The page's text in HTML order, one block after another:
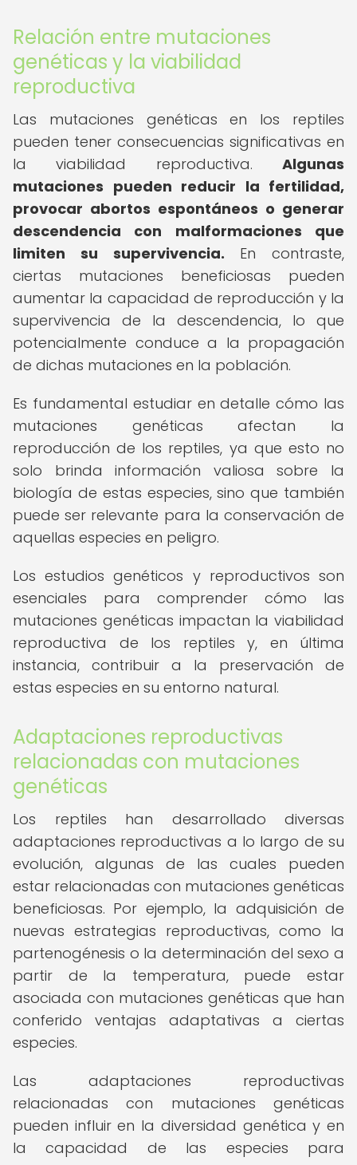
Relación entre mutaciones
genéticas y la viabilidad
reproductiva
Las mutaciones genéticas en los reptiles
pueden tener consecuencias significativas en
la viabilidad reproductiva. Algunas
mutaciones pueden reducir la fertilidad,
provocar abortos espontáneos o generar
descendencia con malformaciones que
limiten su supervivencia. En contraste,
ciertas mutaciones beneficiosas pueden
aumentar la capacidad de reproducción y la
supervivencia de la descendencia, lo que
potencialmente conduce a la propagación
de dichas mutaciones en la población.
Es fundamental estudiar en detalle cómo las
mutaciones genéticas afectan la
reproducción de los reptiles, ya que esto no
solo brinda información valiosa sobre la
biología de estas especies, sino que también
puede ser relevante para la conservación de
aquellas especies en peligro.
Los estudios genéticos y reproductivos son
esenciales para comprender cómo las
mutaciones genéticas impactan la viabilidad
reproductiva de los reptiles y, en última
instancia, contribuir a la preservación de
estas especies en su entorno natural.
Adaptaciones reproductivas
relacionadas con mutaciones
genéticas
Los reptiles han desarrollado diversas
adaptaciones reproductivas a lo largo de su
evolución, algunas de las cuales pueden
estar relacionadas con mutaciones genéticas
beneficiosas. Por ejemplo, la adquisición de
nuevas estrategias reproductivas, como la
partenogénesis o la determinación del sexo a
partir de la temperatura, puede estar
asociada con mutaciones genéticas que han
conferido ventajas adaptativas a ciertas
especies.
Las adaptaciones reproductivas
relacionadas con mutaciones genéticas
pueden influir en la diversidad genética y en
la capacidad de las especies para